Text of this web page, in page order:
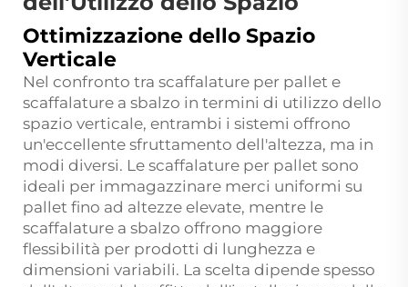
Ottimizzazione dello Spazio
Verticale
Nel confronto tra scaffalature per pallet e
scaffalature a sbalzo in termini di utilizzo dello
spazio verticale, entrambi i sistemi offrono
un'eccellente sfruttamento dell'altezza, ma in
modi diversi. Le scaffalature per pallet sono
ideali per immagazzinare merci uniformi su
pallet fino ad altezze elevate, mentre le
scaffalature a sbalzo offrono maggiore
flessibilità per prodotti di lunghezza e
dimensioni variabili. La scelta dipende spesso